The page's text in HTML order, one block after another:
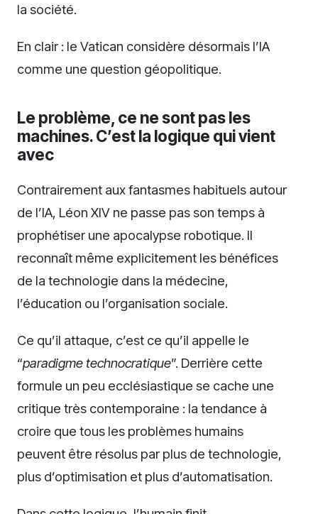
la société.
En clair : le Vatican considère désormais l’IA
comme une question géopolitique.
Le problème, ce ne sont pas les
machines. C’est la logique qui vient
avec
Contrairement aux fantasmes habituels autour
de l’IA, Léon XIV ne passe pas son temps à
prophétiser une apocalypse robotique. Il
reconnaît même explicitement les bénéfices
de la technologie dans la médecine,
l’éducation ou l’organisation sociale.
Ce qu’il attaque, c’est ce qu’il appelle le
“paradigme technocratique”. Derrière cette
formule un peu ecclésiastique se cache une
critique très contemporaine : la tendance à
croire que tous les problèmes humains
peuvent être résolus par plus de technologie,
plus d’optimisation et plus d’automatisation.